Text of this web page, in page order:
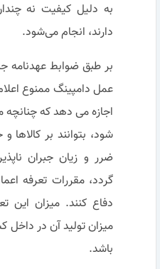
به دلیل کیفیت نه
دارند، انجام می‌شود.
بر طبق ضوابط عهدنامه
عمل دامپینگ ممنوع
اجازه می دهد که
شود، بتوانند بر
ضرر و زیان جبران
گردد، مقررات تعرفه
دفاع کنند. میزان این
میزان تولید آن در
باشد.